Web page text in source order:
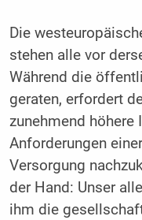
Die
stehen alle vor
Während die
geraten, erfordert
zunehmend höhere
Anforderungen
Versorgung
der Hand: Unser
ihm die